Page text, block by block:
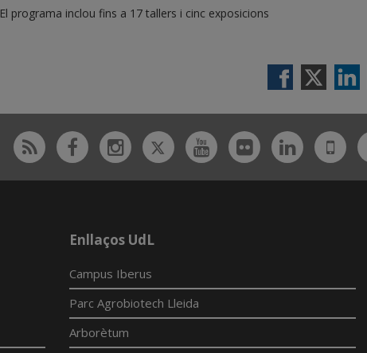
El programa inclou fins a 17 tallers i cinc exposicions
Rss FacebookInstagram
TwitterYoutubeFlickrLinkedin
UdL
App
Enllaços UdL
Campus Iberus
Parc Agrobiotech Lleida
Arborètum